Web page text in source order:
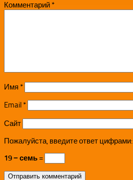
Комментарий *
Имя *
Email *
Сайт
Пожалуйста, введите ответ цифрами:
19 − семь =